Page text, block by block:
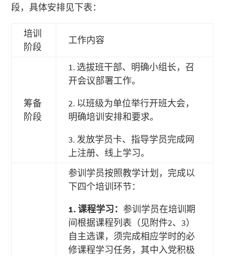
段，具体安排见下表：
培训
阶段
工作内容
筹备
阶段
1. 选拔班干部、明确小组长，召
开会议部署工作。
2. 以班级为单位举行开班大会，
明确培训安排和要求。
3. 发放学员卡、指导学员完成网
上注册、线上学习。
参训学员按照教学计划，完成以
下四个培训环节：
1.课程学习： 参训学员在培训期
间根据课程列表（见附件2、3）
自主选课，须完成相应学时的必
修课程学习任务，其中入党积极